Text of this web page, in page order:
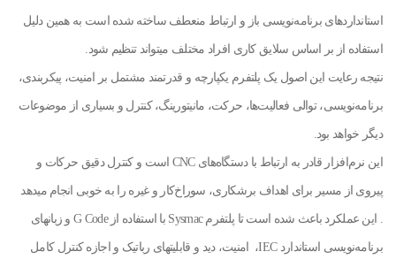
استانداردهای برنامه‌نویسی باز و ارتباط منعطف ساخته شده است به همین دلیل
استفاده از بر اساس سلایق کاری افراد مختلف میتواند تنظیم شود.
نتیجه رعایت این اصول یک پلتفرم یکپارچه و قدرتمند مشتمل بر امنیت، پیکربندی،
برنامه‌نویسی، توالی فعالیت‌ها، حرکت، مانیتورینگ، کنترل و بسیاری از موضوعات
دیگر خواهد بود.
این نرم‌افزار قادر به ارتباط با دستگاه‌های CNC است و کنترل دقیق حرکات و
پیروی از مسیر برای اهداف برشکاری، سوراخ‌کار و غیره را به خوبی انجام میدهد
. این عملکرد باعث شده است تا پلتفرم Sysmac با استفاده از G Code و زبانهای
برنامه‌نویسی استاندارد IEC، امنیت، دید و قابلیتهای رباتیک و اجازه کنترل کامل